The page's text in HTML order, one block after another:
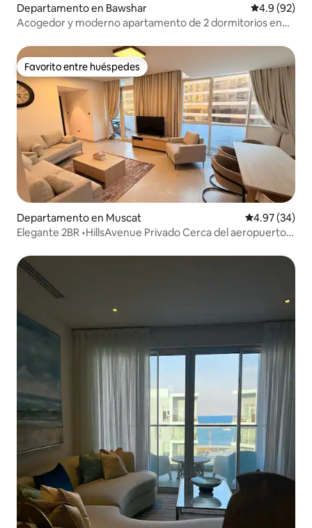
Departamento en Bawshar Calificación
4.9 (92)
Acogedor y moderno apartamento de 2 dormitorios en
Favorito entre huéspedes
Favorito entre huéspedes
Departamento en Muscat Calificación
4.97 (34)
Elegante 2BR •HillsAvenue Privado Cerca del aeropuerto